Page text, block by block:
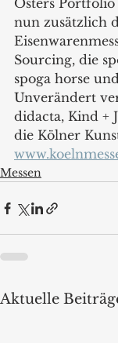
Osters
nun zusätzlich
Sourcing, die
spoga horse
Unverändert
didacta, Kind +
die Kölner
Messen
Aktuelle